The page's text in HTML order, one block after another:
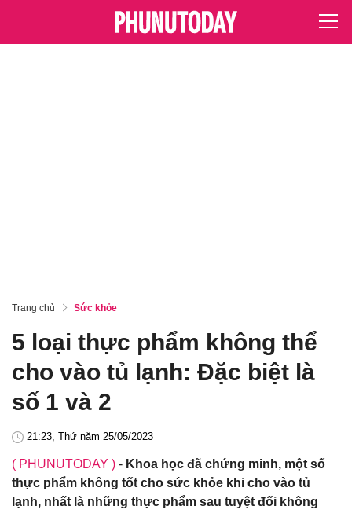
Trang chủ Sức khỏe
5 loại thực phẩm không thể
cho vào tủ lạnh: Đặc biệt là
số 1 và 2
21:23, Thứ năm 25/05/2023
( PHUNUTODAY ) - Khoa học đã chứng minh, một số
thực phẩm không tốt cho sức khỏe khi cho vào tủ
lạnh, nhất là những thực phẩm sau tuyệt đối không